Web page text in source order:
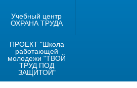
Учебный центр
ОХРАНА ТРУДА
ПРОЕКТ "Школа
работающей
молодежи "ТВОЙ
ТРУД ПОД
ЗАЩИТОЙ"